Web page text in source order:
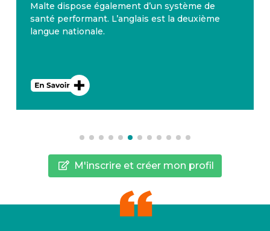
Malte dispose également d’un système de
santé performant. L’anglais est la deuxième
langue nationale.
M'inscrire et créer mon profil